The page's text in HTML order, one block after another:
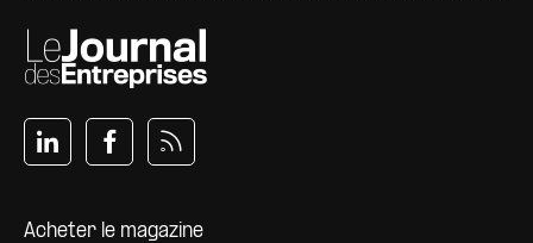
Pied de page
Acheter le magazine